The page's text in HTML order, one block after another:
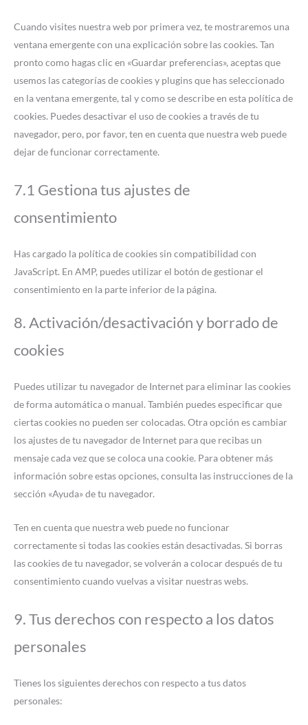
Cuando visites nuestra web por primera vez, te mostraremos una
ventana emergente con una explicación sobre las cookies. Tan
pronto como hagas clic en «Guardar preferencias», aceptas que
usemos las categorías de cookies y plugins que has seleccionado
en la ventana emergente, tal y como se describe en esta política de
cookies. Puedes desactivar el uso de cookies a través de tu
navegador, pero, por favor, ten en cuenta que nuestra web puede
dejar de funcionar correctamente.
7.1 Gestiona tus ajustes de
consentimiento
Has cargado la política de cookies sin compatibilidad con
JavaScript. En AMP, puedes utilizar el botón de gestionar el
consentimiento en la parte inferior de la página.
8. Activación/desactivación y borrado de
cookies
Puedes utilizar tu navegador de Internet para eliminar las cookies
de forma automática o manual. También puedes especificar que
ciertas cookies no pueden ser colocadas. Otra opción es cambiar
los ajustes de tu navegador de Internet para que recibas un
mensaje cada vez que se coloca una cookie. Para obtener más
información sobre estas opciones, consulta las instrucciones de la
sección «Ayuda» de tu navegador.
Ten en cuenta que nuestra web puede no funcionar
correctamente si todas las cookies están desactivadas. Si borras
las cookies de tu navegador, se volverán a colocar después de tu
consentimiento cuando vuelvas a visitar nuestras webs.
9. Tus derechos con respecto a los datos
personales
Tienes los siguientes derechos con respecto a tus datos
personales: